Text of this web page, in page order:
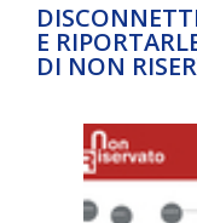
E
DI NON